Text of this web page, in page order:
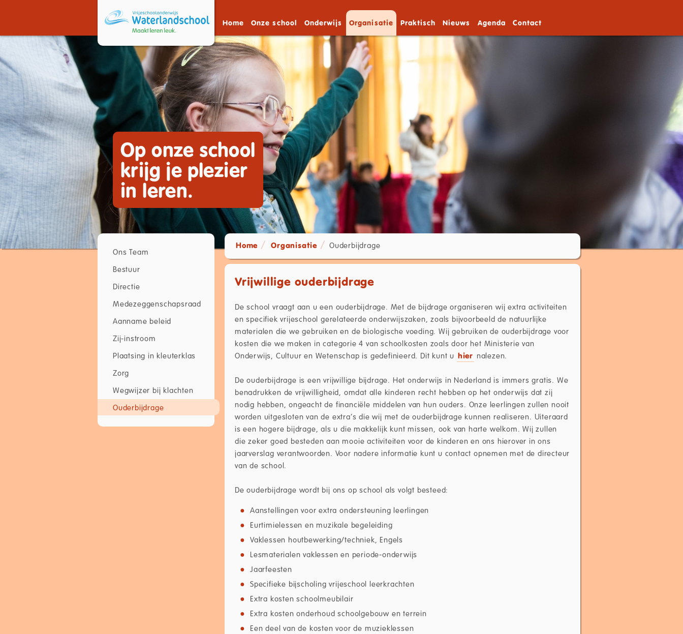
Home Onze school Onderwijs Organisatie Praktisch Nieuws Agenda Contact
Op onze school
krijg je plezier
in leren.
Home Organisatie Ouderbijdrage
Vrijwillige ouderbijdrage
De school vraagt aan u een ouderbijdrage. Met de bijdrage organiseren wij extra activiteiten
en specifiek vrijeschool gerelateerde onderwijszaken, zoals bijvoorbeeld de natuurlijke
materialen die we gebruiken en de biologische voeding. Wij gebruiken de ouderbijdrage voor
kosten die we maken in categorie 4 van schoolkosten zoals door het Ministerie van
Onderwijs, Cultuur en Wetenschap is gedefinieerd. Dit kunt u hier nalezen.
De ouderbijdrage is een vrijwillige bijdrage. Het onderwijs in Nederland is immers gratis. We
benadrukken de vrijwilligheid, omdat alle kinderen recht hebben op het onderwijs dat zij
nodig hebben, ongeacht de financiële middelen van hun ouders. Onze leerlingen zullen nooit
worden uitgesloten van de extra’s die wij met de ouderbijdrage kunnen realiseren. Uiteraard
is een hogere bijdrage, als u die makkelijk kunt missen, ook van harte welkom. Wij zullen
die zeker goed besteden aan mooie activiteiten voor de kinderen en ons hierover in ons
jaarverslag verantwoorden. Voor nadere informatie kunt u contact opnemen met de directeur
van de school.
De ouderbijdrage wordt bij ons op school als volgt besteed:
Aanstellingen voor extra ondersteuning leerlingen
Eurtimielessen en muzikale begeleiding
Vaklessen houtbewerking/techniek, Engels
Lesmaterialen vaklessen en periode-onderwijs
Jaarfeesten
Specifieke bijscholing vrijeschool leerkrachten
Extra kosten schoolmeubilair
Extra kosten onderhoud schoolgebouw en terrein
Een deel van de kosten voor de muzieklessen
Ons Team
Bestuur
Directie
Medezeggenschapsraad
Aanname beleid
Zij-instroom
Plaatsing in kleuterklas
Zorg
Wegwijzer bij klachten
Ouderbijdrage